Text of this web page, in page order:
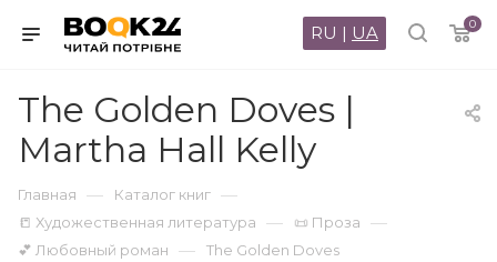
0
RU | UA
The Golden Doves |
Martha Hall Kelly
Главная — Каталог книг —
📒 Художественная литература — 📜 Проза —
💕 Любовный роман — The Golden Doves